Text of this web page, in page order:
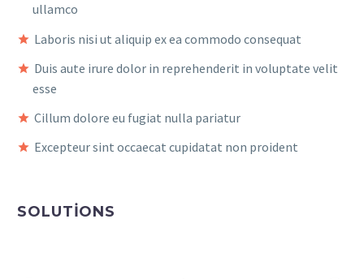
ullamco
Laboris nisi ut aliquip ex ea commodo consequat
Duis aute irure dolor in reprehenderit in voluptate velit
esse
Cillum dolore eu fugiat nulla pariatur
Excepteur sint occaecat cupidatat non proident
SOLUTIONS